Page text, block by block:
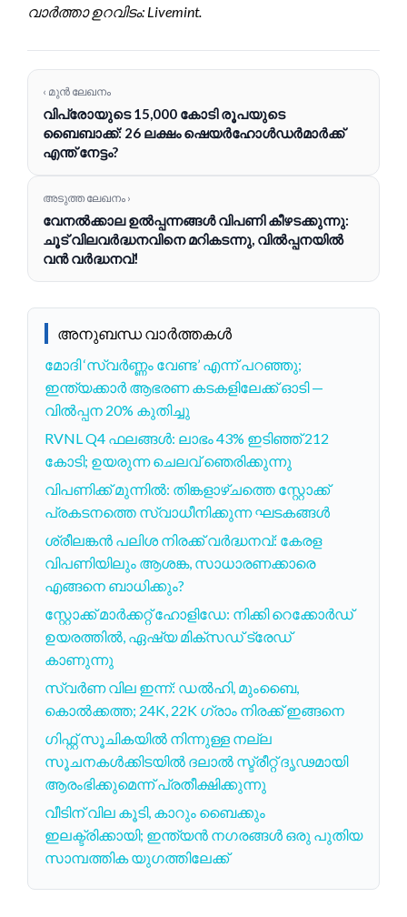
വാർത്താ ഉറവിടം: Livemint.
‹ മുൻ ലേഖനം
വിപ്രോയുടെ 15,000 കോടി രൂപയുടെ
ബൈബാക്ക്: 26 ലക്ഷം ഷെയർഹോൾഡർമാർക്ക്
എന്ത് നേട്ടം?
അടുത്ത ലേഖനം ›
വേനൽക്കാല ഉൽപ്പന്നങ്ങൾ വിപണി കീഴടക്കുന്നു:
ചൂട് വിലവർദ്ധനവിനെ മറികടന്നു, വിൽപ്പനയിൽ
വൻ വർദ്ധനവ്!
അനുബന്ധ വാർത്തകൾ
മോദി ‘സ്വർണ്ണം വേണ്ട’ എന്ന് പറഞ്ഞു;
ഇന്ത്യക്കാർ ആഭരണ കടകളിലേക്ക് ഓടി —
വിൽപ്പന 20% കുതിച്ചു
RVNL Q4 ഫലങ്ങള്‍: ലാഭം 43% ഇടിഞ്ഞ് 212
കോടി; ഉയരുന്ന ചെലവ് ഞെരിക്കുന്നു
വിപണിക്ക് മുന്നിൽ: തിങ്കളാഴ്ചത്തെ സ്റ്റോക്ക്
പ്രകടനത്തെ സ്വാധീനിക്കുന്ന ഘടകങ്ങൾ
ശ്രീലങ്കൻ പലിശ നിരക്ക് വർദ്ധനവ്: കേരള
വിപണിയിലും ആശങ്ക, സാധാരണക്കാരെ
എങ്ങനെ ബാധിക്കും?
സ്റ്റോക്ക് മാർക്കറ്റ് ഹോളിഡേ: നിക്കി റെക്കോർഡ്
ഉയരത്തിൽ, ഏഷ്യ മിക്സഡ് ട്രേഡ്
കാണുന്നു
സ്വർണ വില ഇന്ന്: ഡൽഹി, മുംബൈ,
കൊൽക്കത്ത; 24K, 22K ഗ്രാം നിരക്ക് ഇങ്ങനെ
ഗിഫ്റ്റ് സൂചികയിൽ നിന്നുള്ള നല്ല
സൂചനകൾക്കിടയിൽ ദലാൽ സ്ട്രീറ്റ് ദൃഢമായി
ആരംഭിക്കുമെന്ന് പ്രതീക്ഷിക്കുന്നു
വീടിന് വില കൂടി, കാറും ബൈക്കും
ഇലക്ട്രിക്കായി; ഇന്ത്യൻ നഗരങ്ങൾ ഒരു പുതിയ
സാമ്പത്തിക യുഗത്തിലേക്ക്